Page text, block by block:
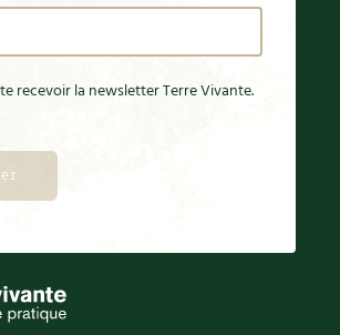
recevoir la newsletter Terre Vivante.